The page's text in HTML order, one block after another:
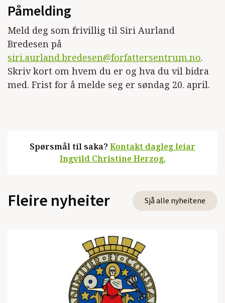
Påmelding
Meld deg som frivillig til Siri Aurland
Bredesen på
siri.aurland.bredesen@forfattersentrum.no.
Skriv kort om hvem du er og hva du vil bidra
med. Frist for å melde seg er søndag 20. april.
Spørsmål til saka? Kontakt dagleg leiar
Ingvild Christine Herzog.
Fleire nyheiter Sjå alle nyheitene